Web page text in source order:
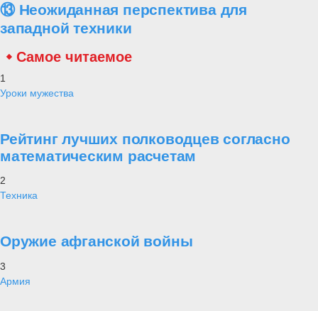
⑬ Неожиданная перспектива для
западной техники
Самое читаемое
1
Уроки мужества
Рейтинг лучших полководцев согласно
математическим расчетам
2
Техника
Оружие афганской войны
3
Армия